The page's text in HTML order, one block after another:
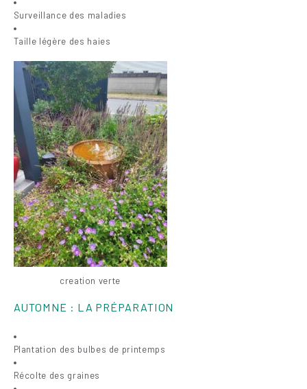
Surveillance des maladies
Taille légère des haies
creation verte
AUTOMNE : LA PRÉPARATION
Plantation des bulbes de printemps
Récolte des graines